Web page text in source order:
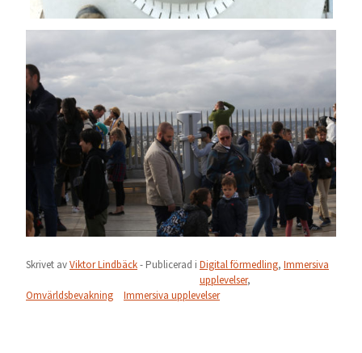
Skrivet avViktor Lindbäck- Publicerad i Digital förmedling, Immersiva
upplevelser,
Omvärldsbevakning
Immersiva upplevelser